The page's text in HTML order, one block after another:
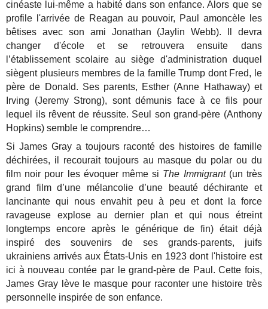
cinéaste lui-même a habité dans son enfance. Alors que se
profile l'arrivée de Reagan au pouvoir, Paul amoncèle les
bêtises avec son ami Jonathan (Jaylin Webb). Il devra
changer d'école et se retrouvera ensuite dans
l’établissement scolaire au siège d'administration duquel
siègent plusieurs membres de la famille Trump dont Fred, le
père de Donald. Ses parents, Esther (Anne Hathaway) et
Irving (Jeremy Strong), sont démunis face à ce fils pour
lequel ils rêvent de réussite. Seul son grand-père (Anthony
Hopkins) semble le comprendre…
Si James Gray a toujours raconté des histoires de famille
déchirées, il recourait toujours au masque du polar ou du
film noir pour les évoquer même si The Immigrant(un très
grand film d’une mélancolie d’une beauté déchirante et
lancinante qui nous envahit peu à peu et dont la force
ravageuse explose au dernier plan et qui nous étreint
longtemps encore après le générique de fin)était déjà
inspiré des souvenirs de ses grands-parents, juifs
ukrainiens arrivés aux États-Unis en 1923 dont l'histoire est
ici à nouveau contée par le grand-père de Paul. Cette fois,
James Gray lève le masque pour raconter une histoire très
personnelle inspirée de son enfance.